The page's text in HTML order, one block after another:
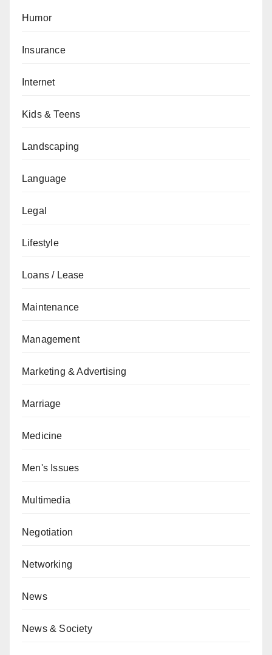
Humor
Insurance
Internet
Kids & Teens
Landscaping
Language
Legal
Lifestyle
Loans / Lease
Maintenance
Management
Marketing & Advertising
Marriage
Medicine
Men's Issues
Multimedia
Negotiation
Networking
News
News & Society